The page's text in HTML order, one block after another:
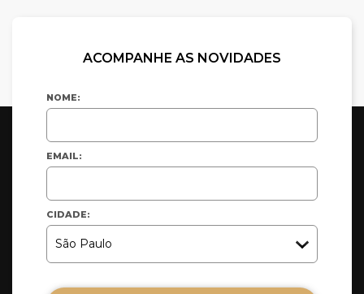
ACOMPANHE AS NOVIDADES
NOME:
EMAIL:
CIDADE: